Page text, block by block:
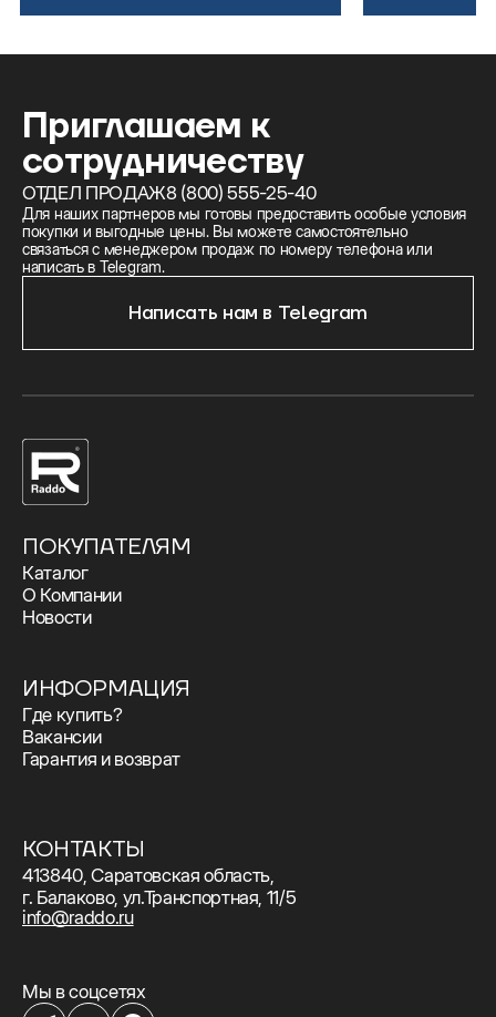
Приглашаем к
сотрудничеству
ОТДЕЛ ПРОДАЖ8 (800) 555-25-40
Для наших партнеров мы готовы предоставить особые условия
покупки и выгодные цены. Вы можете самостоятельно
связаться с менеджером продаж по номеру телефона или
написать в Telegram.
Написать нам в Telegram
Мы в соцсетях
ПОКУПАТЕЛЯМ
Каталог
О Компании
Новости
ИНФОРМАЦИЯ
Где купить?
Вакансии
Гарантия и возврат
КОНТАКТЫ
413840, Саратовская область,
г. Балаково, ул.Транспортная, 11/5
info@raddo.ru